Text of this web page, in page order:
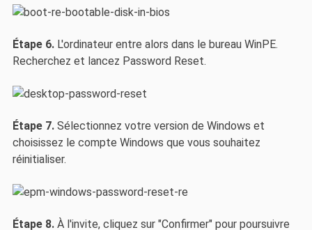
Étape 6.L'ordinateur entre alors dans le bureau WinPE.
Recherchez et lancez Password Reset.
Étape 7.Sélectionnez votre version de Windows et
choisissez le compte Windows que vous souhaitez
réinitialiser.
Étape 8.À l'invite, cliquez sur "Confirmer" pour poursuivre